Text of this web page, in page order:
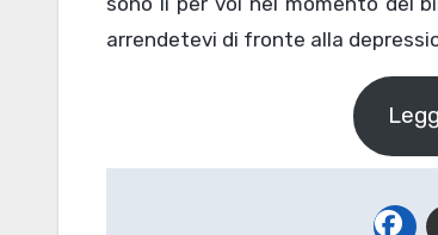
arrendetevi di fronte alla